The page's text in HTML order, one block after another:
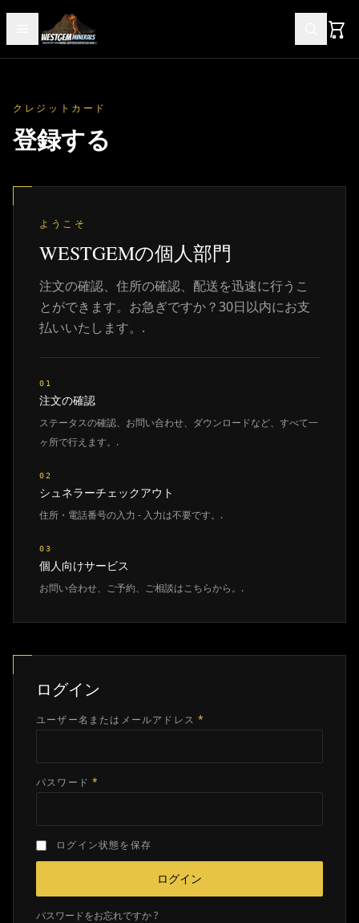
クレジットカード
登録する
ようこそ
WESTGEMの個人部門
注文の確認、住所の確認、配送を迅速に行うこ
とができます。お急ぎですか？30日以内にお支
払いいたします。.
01
注文の確認
ステータスの確認、お問い合わせ、ダウンロードなど、すべて一
ヶ所で行えます。.
02
シュネラーチェックアウト
住所・電話番号の入力 - 入力は不要です。.
03
個人向けサービス
お問い合わせ、ご予約、ご相談はこちらから。.
ログイン
ユーザー名またはメールアドレス*
須
パスワード*
須
ログイン状態を保存
ログイン
パスワードをお忘れですか ?